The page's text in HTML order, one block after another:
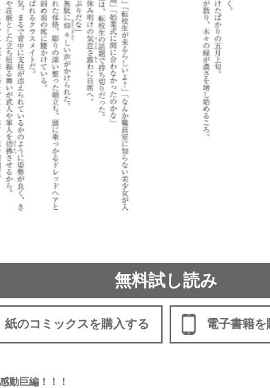
無料試し読み
紙のコミックスを購入する 電子書籍を
動巨編！！！